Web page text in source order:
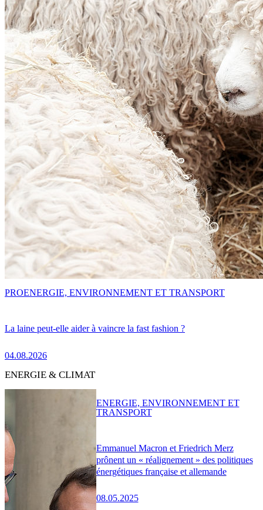
La laine peut-elle aider à vaincre la fast fashion ?
04.08.2026
PROENERGIE, ENVIRONNEMENT ET TRANSPORT
ENERGIE & CLIMAT
Emmanuel Macron et Friedrich Merz
prônent un « réalignement » des politiques
énergétiques française et allemande
08.05.2025
ENERGIE, ENVIRONNEMENT ET
TRANSPORT